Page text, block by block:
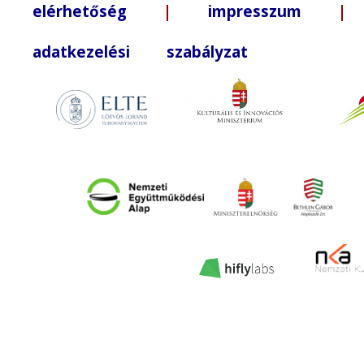
elérhetőség | impresszum |
adatkezelési szabályzat